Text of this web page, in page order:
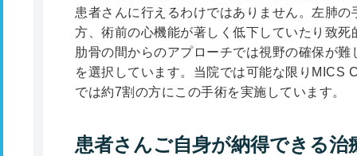
患者さんに行えるわけではありません。左肺
方、術前の心機能が著しく低下していたり致
肋骨の間からのアプローチでは視野の確保が
を選択しています。当院では可能な限りMICS
では約7割の方にこの手術を実施しています。
患者さんご自身が納得できる治